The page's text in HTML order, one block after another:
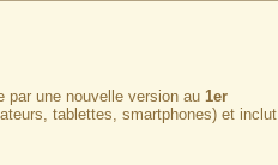
par une nouvelle version au 1er
tablettes, smartphones) et inclut